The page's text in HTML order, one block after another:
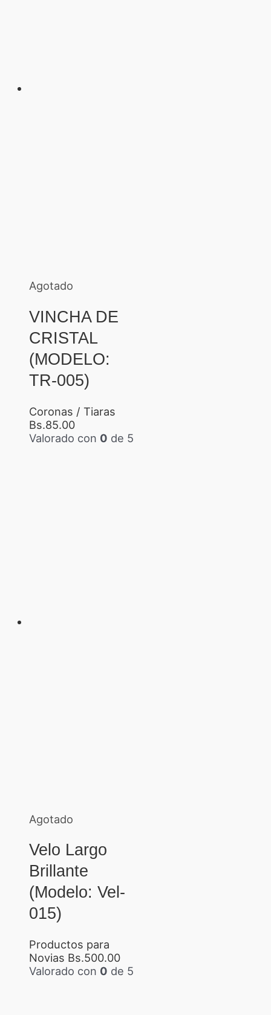
Agotado
VINCHA DE
CRISTAL
(MODELO:
TR-005)
Coronas / Tiaras
Bs.85.00
Valorado con 0 de 5
Agotado
Velo Largo
Brillante
(Modelo: Vel-
015)
Productos para
Novias Bs.500.00
Valorado con 0 de 5